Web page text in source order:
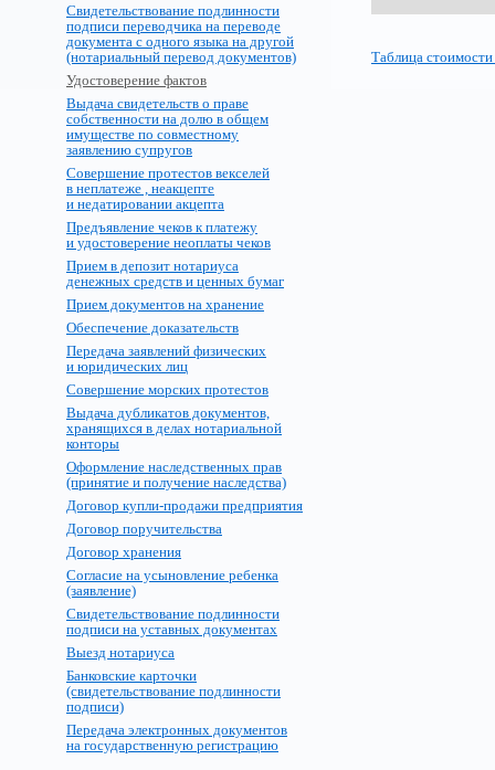
Свидетельствование подлинности
подписи переводчика на переводе
документа с одного языка на другой
(нотариальный перевод документов)
Удостоверение фактов
Выдача свидетельств о праве
собственности на долю в общем
имуществе по совместному
заявлению супругов
Совершение протестов векселей
в неплатеже , неакцепте
и недатировании акцепта
Предъявление чеков к платежу
и удостоверение неоплаты чеков
Прием в депозит нотариуса
денежных средств и ценных бумаг
Прием документов на хранение
Обеспечение доказательств
Передача заявлений физических
и юридических лиц
Совершение морских протестов
Выдача дубликатов документов,
хранящихся в делах нотариальной
конторы
Оформление наследственных прав
(принятие и получение наследства)
Договор купли-продажи предприятия
Договор поручительства
Договор хранения
Согласие на усыновление ребенка
(заявление)
Свидетельствование подлинности
подписи на уставных документах
Выезд нотариуса
Банковские карточки
(свидетельствование подлинности
подписи)
Передача электронных документов
на государственную регистрацию
Таблица